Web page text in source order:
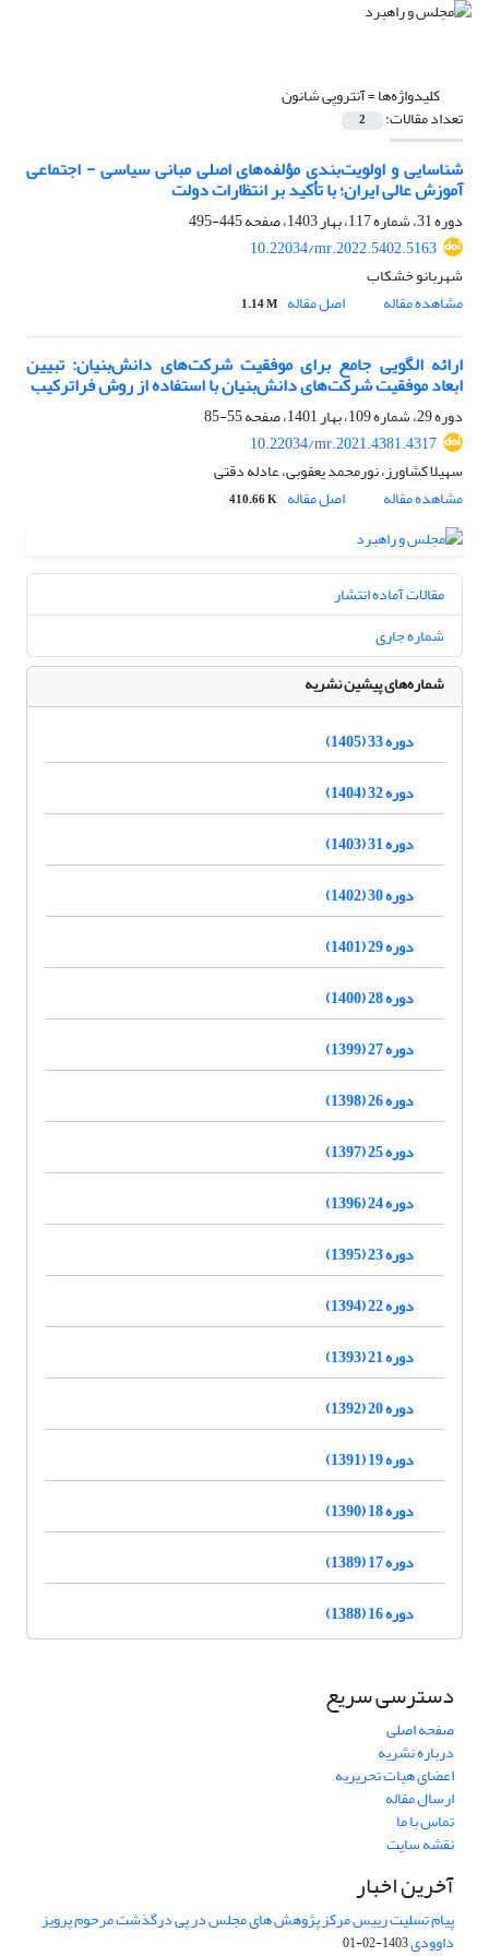
کلیدواژه‌ها =آنتروپی شانون
تعداد مقالات: 2
شناسایی و اولویت‌بندی مؤلفه‌های اصلی مبانی سیاسی - اجتماعی
آموزش ‌عالی ایران؛ با تأکید بر انتظارات دولت
دوره 31، شماره 117، بهار 1403، صفحه
445-495
10.22034/mr.2022.5402.5163
شهربانو خشکاب
مشاهده مقاله
اصل مقاله 1.14 M
ارائه الگویی جامع برای موفقیت شرکت‌های دانش‌بنیان: تبیین
ابعاد موفقیت شرکت‌های دانش‌بنیان با استفاده از روش فراترکیب
دوره 29، شماره 109، بهار 1401، صفحه
55-85
10.22034/mr.2021.4381.4317
سهیلا کشاورز، نورمحمد یعقوبی، عادله دقتی
مشاهده مقاله
اصل مقاله 410.66 K
مقالات آماده انتشار
شماره جاری
شماره‌های پیشین نشریه
دوره 33 (1405)
دوره 32 (1404)
دوره 31 (1403)
دوره 30 (1402)
دوره 29 (1401)
دوره 28 (1400)
دوره 27 (1399)
دوره 26 (1398)
دوره 25 (1397)
دوره 24 (1396)
دوره 23 (1395)
دوره 22 (1394)
دوره 21 (1393)
دوره 20 (1392)
دوره 19 (1391)
دوره 18 (1390)
دوره 17 (1389)
دوره 16 (1388)
دسترسی سریع
صفحه اصلی
درباره نشریه
اعضای هیات تحریریه
ارسال مقاله
تماس با ما
نقشه سایت
آخرین اخبار
پیام تسلیت رییس مرکز پژوهش های مجلس در پی درگذشت مرحوم پرویز
داوودی1403-02-01